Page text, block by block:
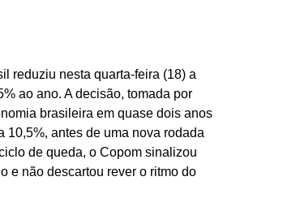
reduziu nesta quarta-feira (18) a
ao ano. A decisão, tomada por
brasileira em quase dois anos
antes de uma nova rodada
de queda, o Copom sinalizou
e não descartou rever o ritmo do